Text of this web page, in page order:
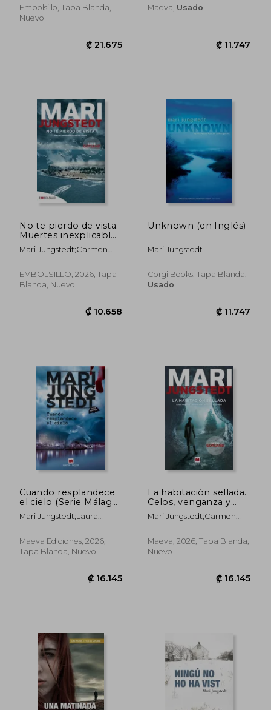
₡ 14.634
Embolsillo, Tapa Blanda,
Nuevo
Maeva, Usado
No te pierdo de vista.
Muertes inexplicables
en una isla remota
Mari Jungstedt;Carmen
EMBOLSILLO, 2026, Tapa
Blanda, Nuevo
Unknown (en Inglés)
Mari Jungstedt
Corgi Books, Tapa Blanda,
Usado
Cuando resplandece
el cielo (Serie Málaga
3). Un caso aterrador
en la Costa del Sol
Mari Jungstedt;Laura
Maeva Ediciones, 2026,
Tapa Blanda, Nuevo
La habitación sellada.
Celos, venganza y
asesinatos en las
cuevas de Gotland
Mari Jungstedt;Carmen
Maeva, 2026, Tapa Blanda,
Nuevo